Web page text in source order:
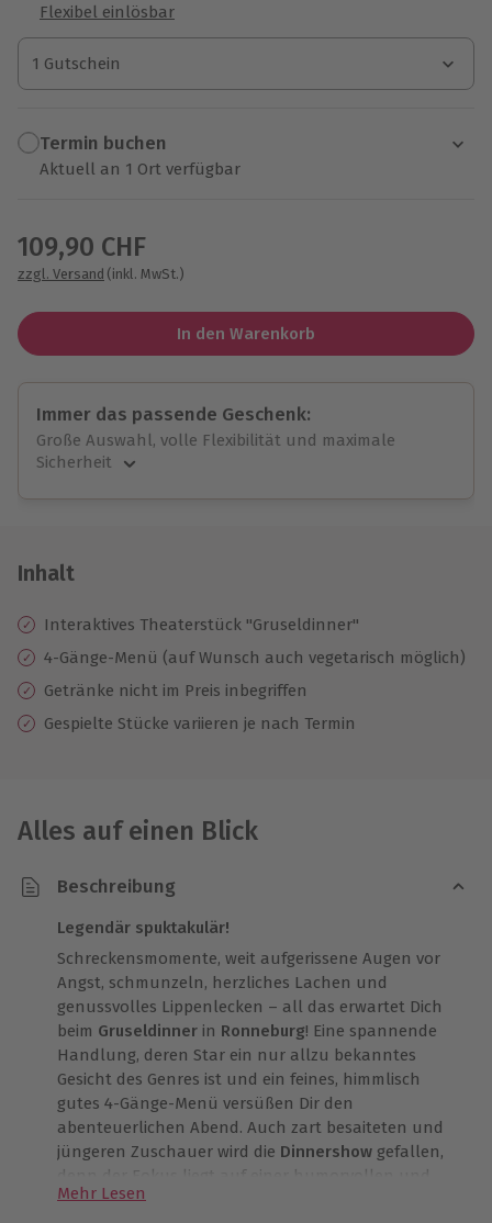
Flexibel einlösbar
1 Gutschein
1 Gutschein
1 Gutschein
Termin buchen
Aktuell an 1 Ort verfügbar
109,90 CHF
zzgl. Versand (inkl. MwSt.)
In den Warenkorb
Immer das passende Geschenk:
Große Auswahl, volle Flexibilität und maximale
Sicherheit
Jeder Gutschein für alle Erlebnisse einlösbar.
10 Jahre gültig & verlängerbar.
Inhalt
Interaktives Theaterstück "Gruseldinner"
4-Gänge-Menü (auf Wunsch auch vegetarisch möglich)
Getränke nicht im Preis inbegriffen
Gespielte Stücke variieren je nach Termin
Alles auf einen Blick
Beschreibung
Legendär spuktakulär!
Schreckensmomente, weit aufgerissene Augen vor
Angst, schmunzeln, herzliches Lachen und
genussvolles Lippenlecken – all das erwartet Dich
beim Gruseldinner in Ronneburg! Eine spannende
Handlung, deren Star ein nur allzu bekanntes
Gesicht des Genres ist und ein feines, himmlisch
gutes 4-Gänge-Menü versüßen Dir den
abenteuerlichen Abend. Auch zart besaiteten und
jüngeren Zuschauer wird die Dinnershow gefallen,
denn der Fokus liegt auf einer humorvollen und
komischen Inszenierung.
Mehr Lesen